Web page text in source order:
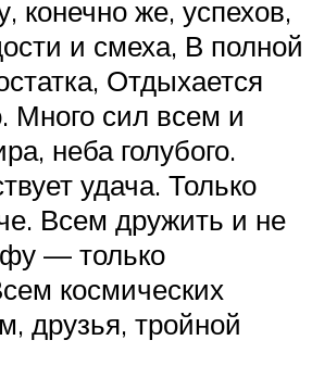
конечно же, успехов,
и смеха, В полной
Отдыхается
Много сил всем и
неба голубого.
удача. Только
Всем дружить и не
— только
космических
друзья, тройной